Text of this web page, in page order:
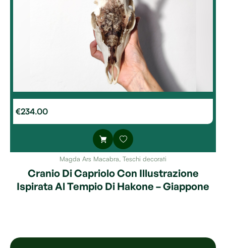
€234.00
Magda Ars Macabra, Teschi decorati
Cranio Di Capriolo Con Illustrazione
Ispirata Al Tempio Di Hakone – Giappone